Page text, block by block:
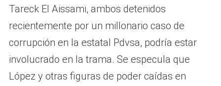
Tareck El Aissami, ambos detenidos
recientemente por un millonario caso de
corrupción en la estatal Pdvsa, podría estar
involucrado en la trama. Se especula que
López y otras figuras de poder caídas en